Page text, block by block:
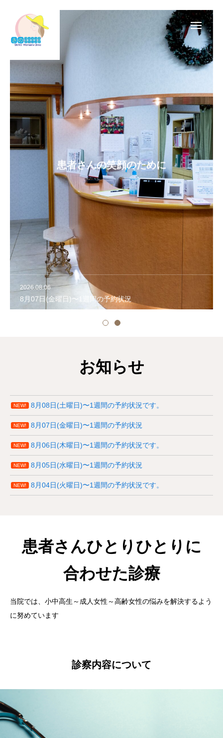
患者さんの笑顔のために
2026.08.07
8月08日(土曜日)〜1週間の予約状況です。
2026.08.06
8月07日(金曜日)〜1週間の予約状況
お知らせ
NEW! 8月08日(土曜日)〜1週間の予約状況です。
NEW! 8月07日(金曜日)〜1週間の予約状況
NEW! 8月06日(木曜日)〜1週間の予約状況です。
NEW! 8月05日(水曜日)〜1週間の予約状況
NEW! 8月04日(火曜日)〜1週間の予約状況です。
患者さんひとりひとりに
合わせた診療
当院では、小中高生～成人女性～高齢女性の悩みを解決するよう
に努めています
診察内容について
アクセス
医師紹介
掲示板
連携病院
診療時間
アーカイブズ